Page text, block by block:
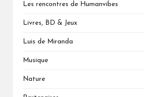
Les rencontres de Humanvibes
Livres, BD & Jeux
Luis de Miranda
Musique
Nature